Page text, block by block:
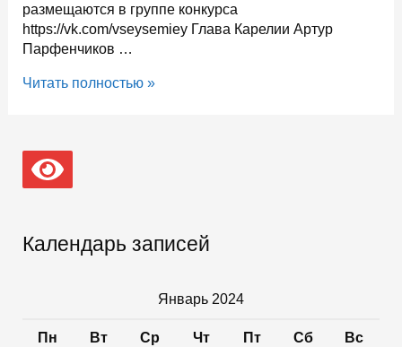
размещаются в группе конкурса
https://vk.com/vseysemiey Глава Карелии Артур
Парфенчиков …
Жительница
участии
во
«Всей
Читать полностью »
Календарь записей
Январь 2024
Пн Вт Ср Чт Пт Сб Вс